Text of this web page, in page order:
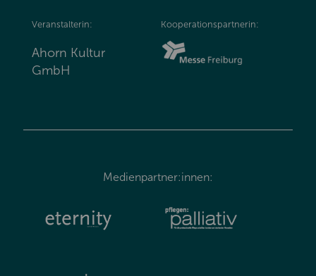
Veranstalterin:
Ahorn Kultur
GmbH
Kooperationspartnerin:
Medienpartner:innen: